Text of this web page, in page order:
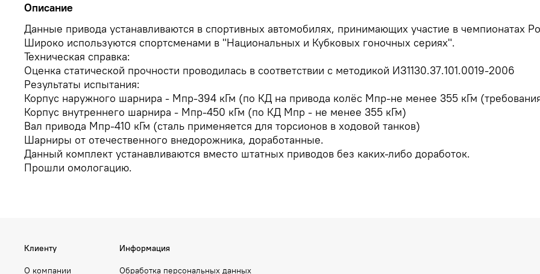
Описание
Данные привода устанавливаются в спортивных автомобилях, принимающих участие в
Широко используются спортсменами в "Национальных и Кубковых гоночных сериях".
Техническая справка:
Оценка статической прочности проводилась в соответствии с методикой ИЗ1130.37.101.0019-2006
Результаты испытания:
Корпус наружного шарнира - Мпр-394 кГм (по КД на привода колёс Мпр-не менее 355 кГм
Корпус внутреннего шарнира - Мпр-450 кГм (по КД Мпр - не менее 355 кГм)
Вал привода Мпр-410 кГм (сталь применяется для торсионов в ходовой танков)
Шарниры от отечественного внедорожника, доработанные.
Данный комплект устанавливаются вместо штатных приводов без каких-либо доработок.
Прошли омологацию.
Клиенту
О компании
Информация
Обработка персональных данных